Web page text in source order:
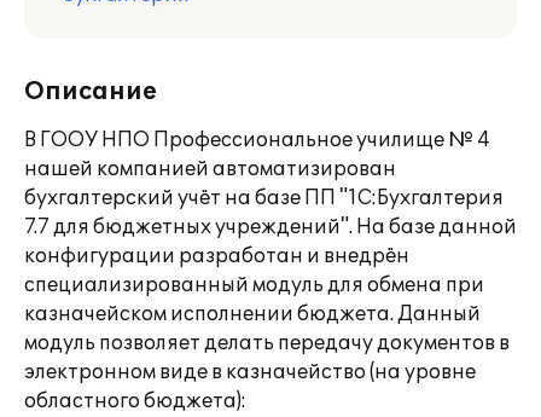
Описание
В ГООУ НПО Профессиональное училище № 4
нашей компанией автоматизирован
бухгалтерский учёт на базе ПП "1С:Бухгалтерия
7.7 для бюджетных учреждений". На базе данной
конфигурации разработан и внедрён
специализированный модуль для обмена при
казначейском исполнении бюджета. Данный
модуль позволяет делать передачу документов в
электронном виде в казначейство (на уровне
областного бюджета):